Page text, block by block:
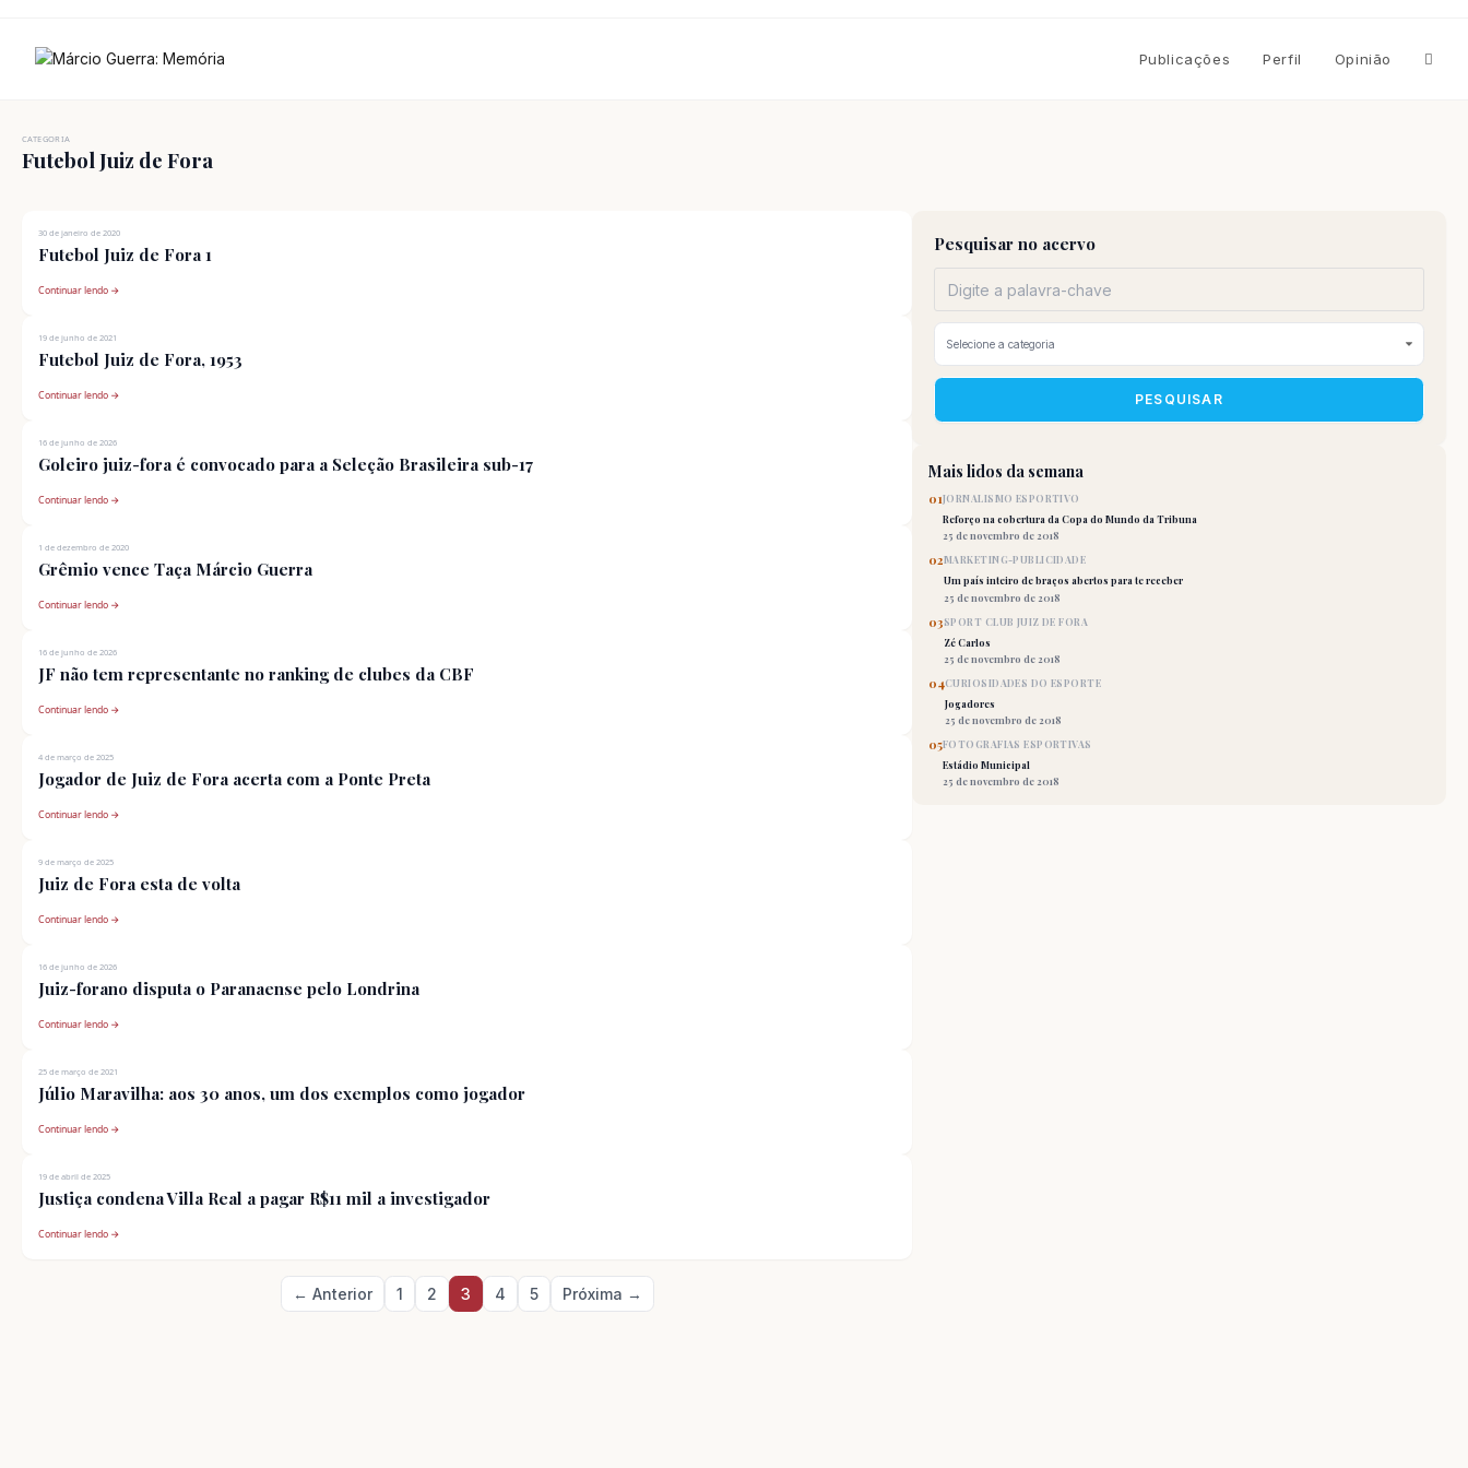
Publicações Perfil Opinião
CATEGORIA
Futebol Juiz de Fora
30 de janeiro de 2020
Futebol Juiz de Fora 1
Continuar lendo →
19 de junho de 2021
Futebol Juiz de Fora, 1953
Continuar lendo →
16 de junho de 2026
Goleiro juiz-fora é convocado para a Seleção Brasileira sub-17
Continuar lendo →
1 de dezembro de 2020
Grêmio vence Taça Márcio Guerra
Continuar lendo →
16 de junho de 2026
JF não tem representante no ranking de clubes da CBF
Continuar lendo →
4 de março de 2025
Jogador de Juiz de Fora acerta com a Ponte Preta
Continuar lendo →
9 de março de 2025
Juiz de Fora esta de volta
Continuar lendo →
16 de junho de 2026
Juiz-forano disputa o Paranaense pelo Londrina
Continuar lendo →
25 de março de 2021
Júlio Maravilha: aos 30 anos, um dos exemplos como jogador
Continuar lendo →
19 de abril de 2025
Justiça condena Villa Real a pagar R$11 mil a investigador
Continuar lendo →
Paginação
de
← Anterior 1 2 3 4 5 Próxima →
Pesquisar no acervo
PESQUISAR
Mais lidos da semana
01JORNALISMO ESPORTIVO
Reforço na cobertura da Copa do Mundo da Tribuna
25 de novembro de 2018
02MARKETING-PUBLICIDADE
Um país inteiro de braços abertos para te receber
25 de novembro de 2018
03SPORT CLUB JUIZ DE FORA
Zé Carlos
25 de novembro de 2018
04CURIOSIDADES DO ESPORTE
Jogadores
25 de novembro de 2018
05FOTOGRAFIAS ESPORTIVAS
Estádio Municipal
25 de novembro de 2018